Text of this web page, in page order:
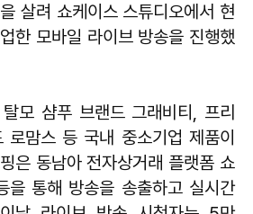
살려 쇼케이스 스튜디오에서 현
한 모바일 라이브 방송을 진행했
모 샴푸 브랜드 그래비티, 프리
로맘스 등 국내 중소기업 제품이
은 동남아 전자상거래 플랫폼 쇼
을 통해 방송을 송출하고 실시간